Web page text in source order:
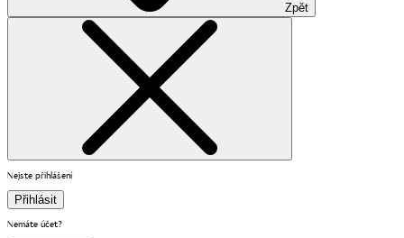
Zpět
Nejste přihlášení
Přihlásit
Nemáte účet?